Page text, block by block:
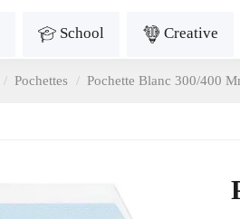
School Creative
Pochettes Pochette Blanc 300/400